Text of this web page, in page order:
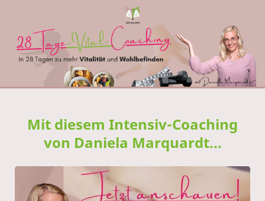
Mit diesem Intensiv-Coaching
von Daniela Marquardt...